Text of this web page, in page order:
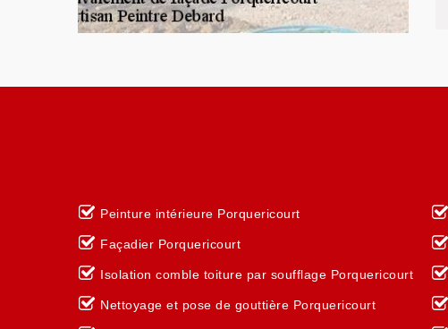
Peinture intérieure Porquericourt
Façadier Porquericourt
Isolation comble toiture par soufflage Porquericourt
Nettoyage et pose de gouttière Porquericourt